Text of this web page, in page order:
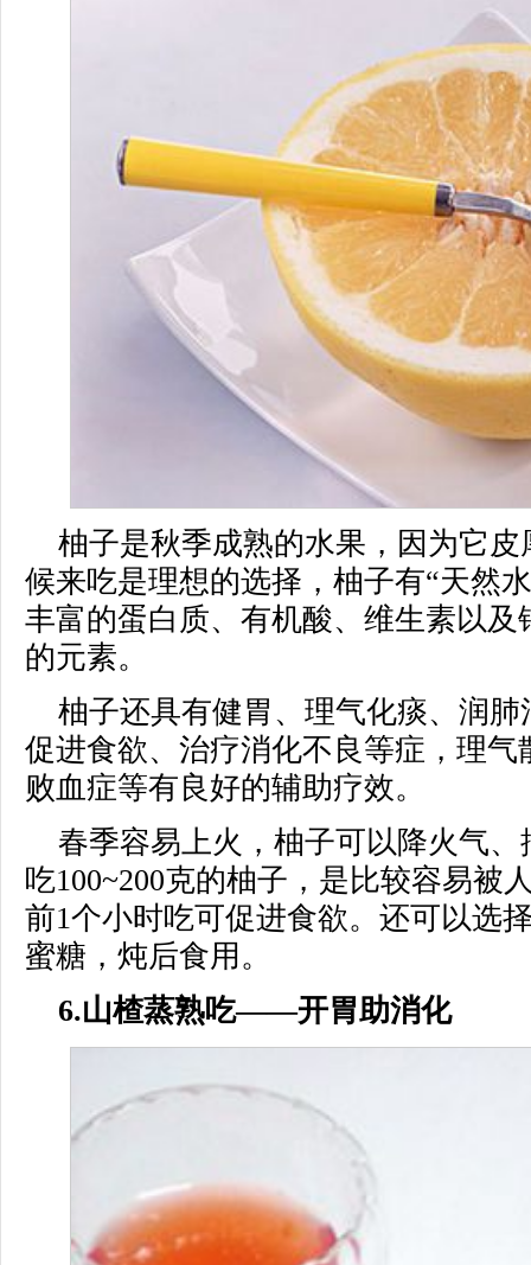
柚子是秋季成熟的水果，因为它
候来吃是理想的选择，柚子有“天然
丰富的蛋白质、有机酸、维生素以
的元素。
柚子还具有健胃、理气化痰、润
促进食欲、治疗消化不良等症，理
败血症等有良好的辅助疗效。
春季容易上火，柚子可以降火气
吃100~200克的柚子，是比较容易被
前1个小时吃可促进食欲。还可以选
蜜糖，炖后食用。
6.山楂蒸熟吃——开胃助消化